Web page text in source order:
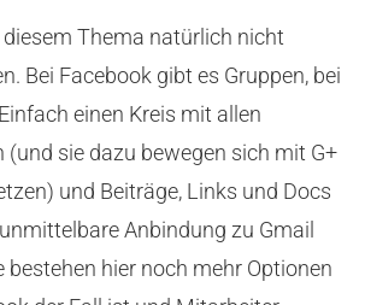
diesem Thema natürlich nicht
Bei Facebook gibt es Gruppen, bei
einen Kreis mit allen
(und sie dazu bewegen sich mit G+
und Beiträge, Links und Docs
Anbindung zu Gmail
bestehen hier noch mehr Optionen